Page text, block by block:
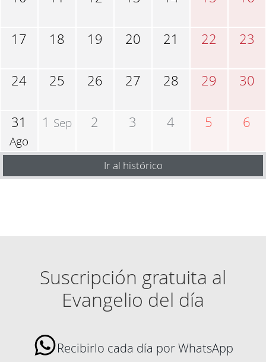
17 18 19 20 21 22 23
24 25 26 27 28 29 30
31
Ago
1 Sep 2 3 4 5 6
Ir al histórico
Suscripción gratuita al
Evangelio del día
Recibirlo cada día por WhatsApp